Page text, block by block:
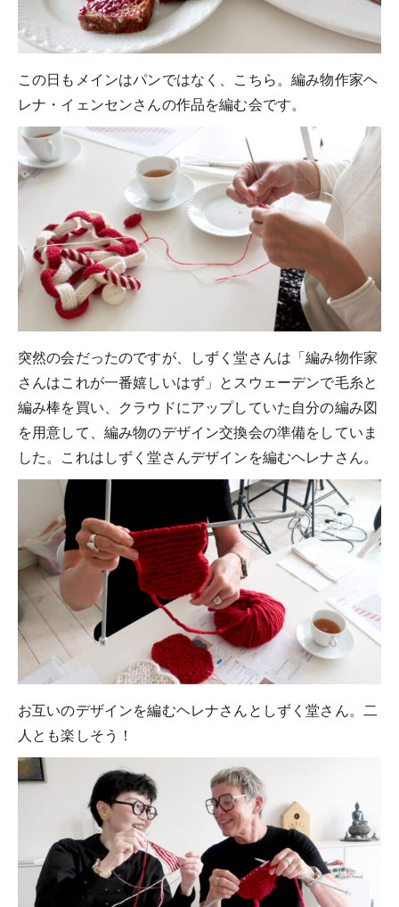
この日もメインはパンではなく、こちら。編み物作家ヘ
レナ・イェンセンさんの作品を編む会です。
突然の会だったのですが、しずく堂さんは「編み物作家
さんはこれが一番嬉しいはず」とスウェーデンで毛糸と
編み棒を買い、クラウドにアップしていた自分の編み図
を用意して、編み物のデザイン交換会の準備をしていま
した。これはしずく堂さんデザインを編むヘレナさん。
お互いのデザインを編むヘレナさんとしずく堂さん。二
人とも楽しそう！